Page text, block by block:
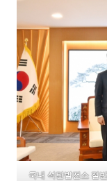
국내 석탄발전소 절